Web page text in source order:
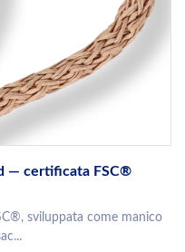
— certificata FSC®
sviluppata come manico